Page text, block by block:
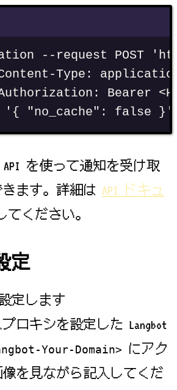
--request POST '
Type:
Bearer
' { "no_cache": false } '
API を使って通知を受け取
ます。詳細は API ドキュ
てください。
定
定します
ロキシを設定した Langbot
Your-Domain> にアク
を見ながら記入してくだ